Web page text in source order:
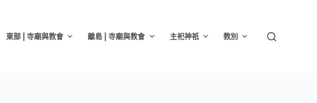
東部 | 寺廟與教會 離島 | 寺廟與教會 主祀神祇 教別